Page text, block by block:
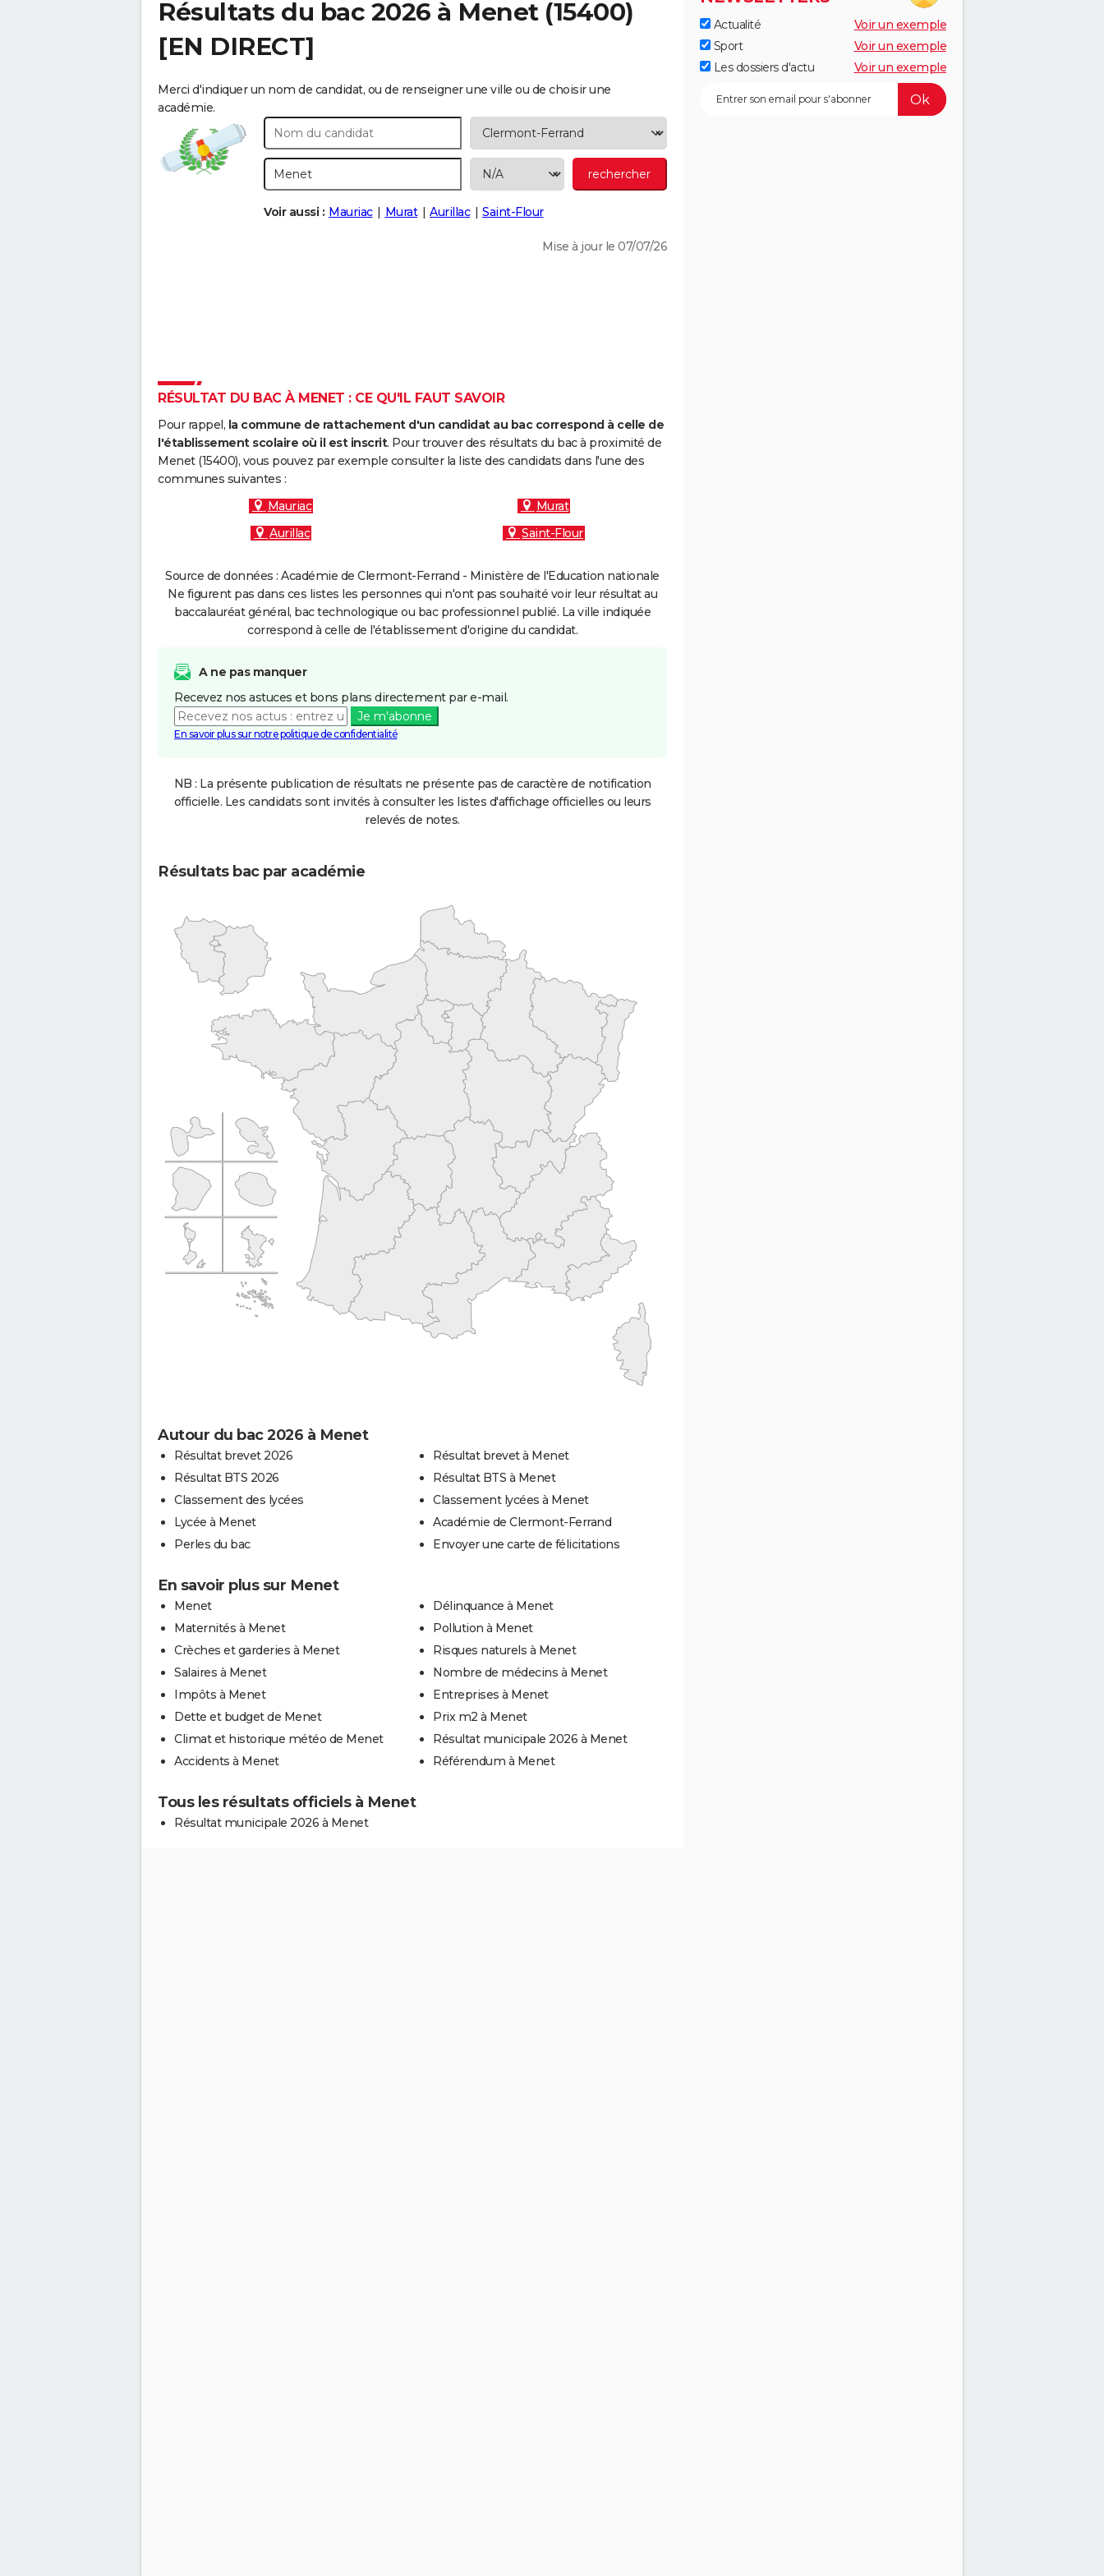
Résultats du bac 2026 à Menet(15400)
[EN DIRECT]
Merci d'indiquer un nom de candidat, ou de renseigner une ville ou de choisir une
académie.
Voir aussi : Mauriac Murat Aurillac Saint-Flour
Mise à jour le 07/07/26
RÉSULTAT DU BAC À MENET : CE QU'IL FAUT SAVOIR
Pour rappel, la commune de rattachement d'un candidat au bac correspond à celle de
l'établissement scolaire où il est inscrit. Pour trouver des résultats du bac à proximité de
Menet (15400), vous pouvez par exemple consulter la liste des candidats dans l'une des
communes suivantes :
Mauriac
Murat
Aurillac
Saint-Flour
Source de données : Académie de Clermont-Ferrand - Ministère de l'Education nationale
Ne figurent pas dans ces listes les personnes qui n'ont pas souhaité voir leur résultat au
baccalauréat général, bac technologique ou bac professionnel publié. La ville indiquée
correspond à celle de l'établissement d'origine du candidat.
A ne pas manquer
Recevez nos astuces et bons plans directement par e-mail.
Je m'abonne
En savoir plus sur notre politique de confidentialité
NB : La présente publication de résultats ne présente pas de caractère de notification
officielle. Les candidats sont invités à consulter les listes d'affichage officielles ou leurs
relevés de notes.
Résultats bac par académie
Autour du bac 2026 à Menet
Résultat brevet 2026
Résultat BTS 2026
Classement des lycées
Lycée à Menet
Perles du bac
Résultat brevet à Menet
Résultat BTS à Menet
Classement lycées à Menet
Académie de Clermont-Ferrand
Envoyer une carte de félicitations
En savoir plus sur Menet
Menet
Maternités à Menet
Crèches et garderies à Menet
Salaires à Menet
Impôts à Menet
Dette et budget de Menet
Climat et historique météo de Menet
Accidents à Menet
Délinquance à Menet
Pollution à Menet
Risques naturels à Menet
Nombre de médecins à Menet
Entreprises à Menet
Prix m2 à Menet
Résultat municipale 2026 à Menet
Référendum à Menet
Tous les résultats officiels à Menet
Résultat municipale 2026 à Menet
Actualité
Voir un exemple
Sport
Voir un exemple
Les dossiers d'actu
Voir un exemple